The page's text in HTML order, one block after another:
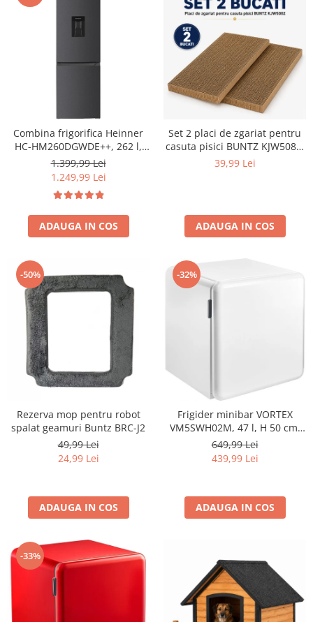
Combina frigorifica Heinner
HC-HM260DGWDE++, 262 l,
Clasa E, Dozator de apa,
Control electronic cu
termostat ajustabil, Lumina
cm, Gri antracit texturat
1.399,99 Lei
1.249,99 Lei
ADAUGA IN COS
Set 2 placi de zgariat pentru
casuta pisici BUNTZ KJW5082,
piese de schimb din carton
39,99 Lei
ADAUGA IN COS
-50%
Rezerva mop pentru robot
spalat geamuri Buntz BRC-J2
49,99 Lei
24,99 Lei
ADAUGA IN COS
-32%
Frigider minibar VORTEX
VM5SWH02M, 47 l, H 50 cm,
Clasa E, alb
649,99 Lei
439,99 Lei
ADAUGA IN COS
-33%